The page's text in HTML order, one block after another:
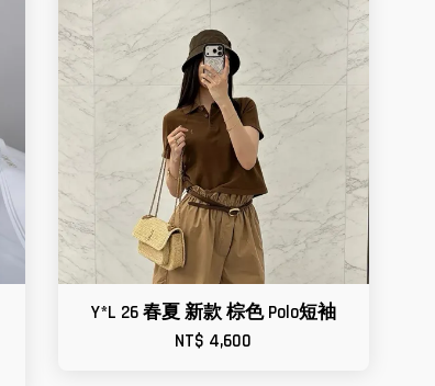
Y*L 26 春夏 新款 棕色 Polo短袖
NT$ 4,600